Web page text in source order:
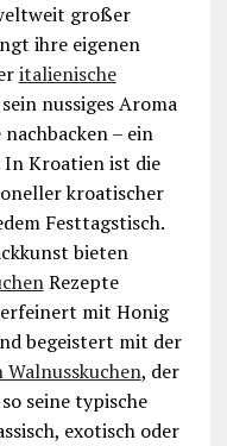
großer
ihre eigenen
italienische
nussiges Aroma
– ein
In Kroatien ist die
kroatischer
Festtagstisch.
bieten
Rezepte
mit Honig
begeistert mit der
, der
seine typische
exotisch oder